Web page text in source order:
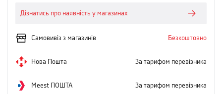
Дізнатись про наявність у магазинах
Самовивіз з магазинів Безкоштовно
Нова Пошта За тарифом перевізника
Meest ПОШТА За тарифом перевізника